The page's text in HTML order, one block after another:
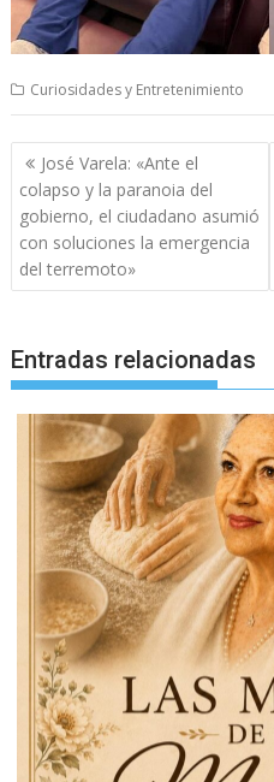
Curiosidades y Entretenimiento
Navegación
de
entradas
José Varela: «Ante el
colapso y la paranoia del
gobierno, el ciudadano asumió
con soluciones la emergencia
del terremoto»
Entradas relacionadas